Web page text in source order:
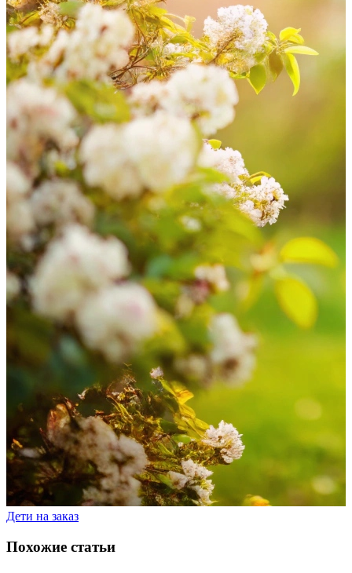
Дети на заказ
Похожие статьи